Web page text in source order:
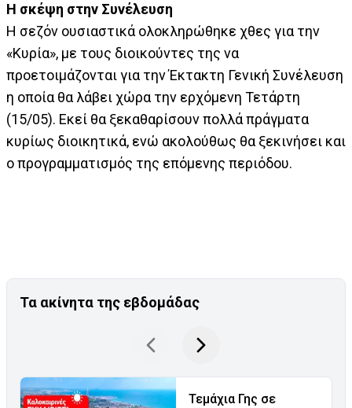
Η σκέψη στην Συνέλευση
Η σεζόν ουσιαστικά ολοκληρώθηκε χθες για την
«Κυρία», με τους διοικούντες της να
προετοιμάζονται για την Έκτακτη Γενική Συνέλευση
η οποία θα λάβει χώρα την ερχόμενη Τετάρτη
(15/05). Εκεί θα ξεκαθαρίσουν πολλά πράγματα
κυρίως διοικητικά, ενώ ακολούθως θα ξεκινήσει και
ο προγραμματισμός της επόμενης περιόδου.
Τα ακίνητα της εβδομάδας
Τεμάχια Γης σε